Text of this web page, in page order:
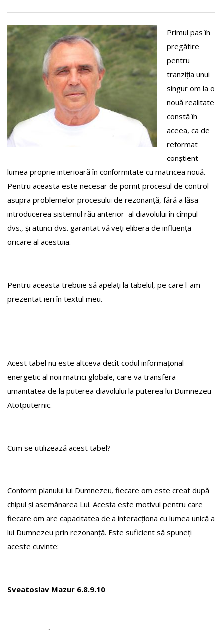
Primul pas în
pregătire
pentru
tranziția unui
singur om la o
nouă realitate
constă în
aceea, ca de
reformat
conștient
lumea proprie interioară în conformitate cu matricea nouă.
Pentru aceasta este necesar de pornit procesul de control
asupra problemelor procesului de rezonanță, fără a lăsa
introducerea sistemul rău anterior al diavolului în cîmpul
dvs., și atunci dvs. garantat vă veți elibera de influența
oricare al acestuia.
Pentru aceasta trebuie să apelați la tabelul, pe care l-am
prezentat ​​ieri în textul meu.
Acest tabel nu este altceva decît codul informațonal-
energetic al noii matrici globale, care va transfera
umanitatea de la puterea diavolului la puterea lui Dumnezeu
Atotputernic.
Cum se utilizează acest tabel?
Conform planului lui Dumnezeu, fiecare om este creat după
chipul și asemănarea Lui. Acesta este motivul pentru care
fiecare om are capacitatea de a interacționa cu lumea unică a
lui Dumnezeu prin rezonanță. Este suficient să spuneți
aceste cuvinte:
Sveatoslav Mazur 6.8.9.10